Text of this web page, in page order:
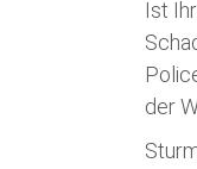
Ist
der